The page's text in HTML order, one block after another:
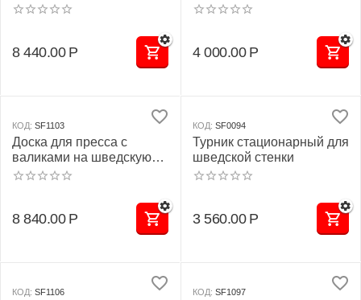
8 440.00 Р 4 000.00 Р
КОД: SF1103
Доска для пресса с
валиками на шведскую
стенку
8 840.00 Р
КОД: SF0094
Турник стационарный для
шведской стенки
3 560.00 Р
КОД: SF1106 КОД: SF1097